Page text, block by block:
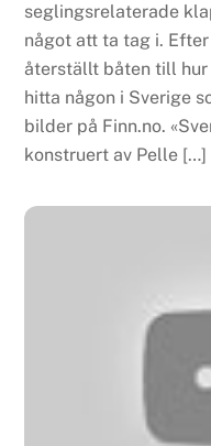
seglingsrelaterade
något att ta tag i.
återställt båten till hur
hitta någon i Sverige
bilder på Finn.no.
konstruert av Pelle […]